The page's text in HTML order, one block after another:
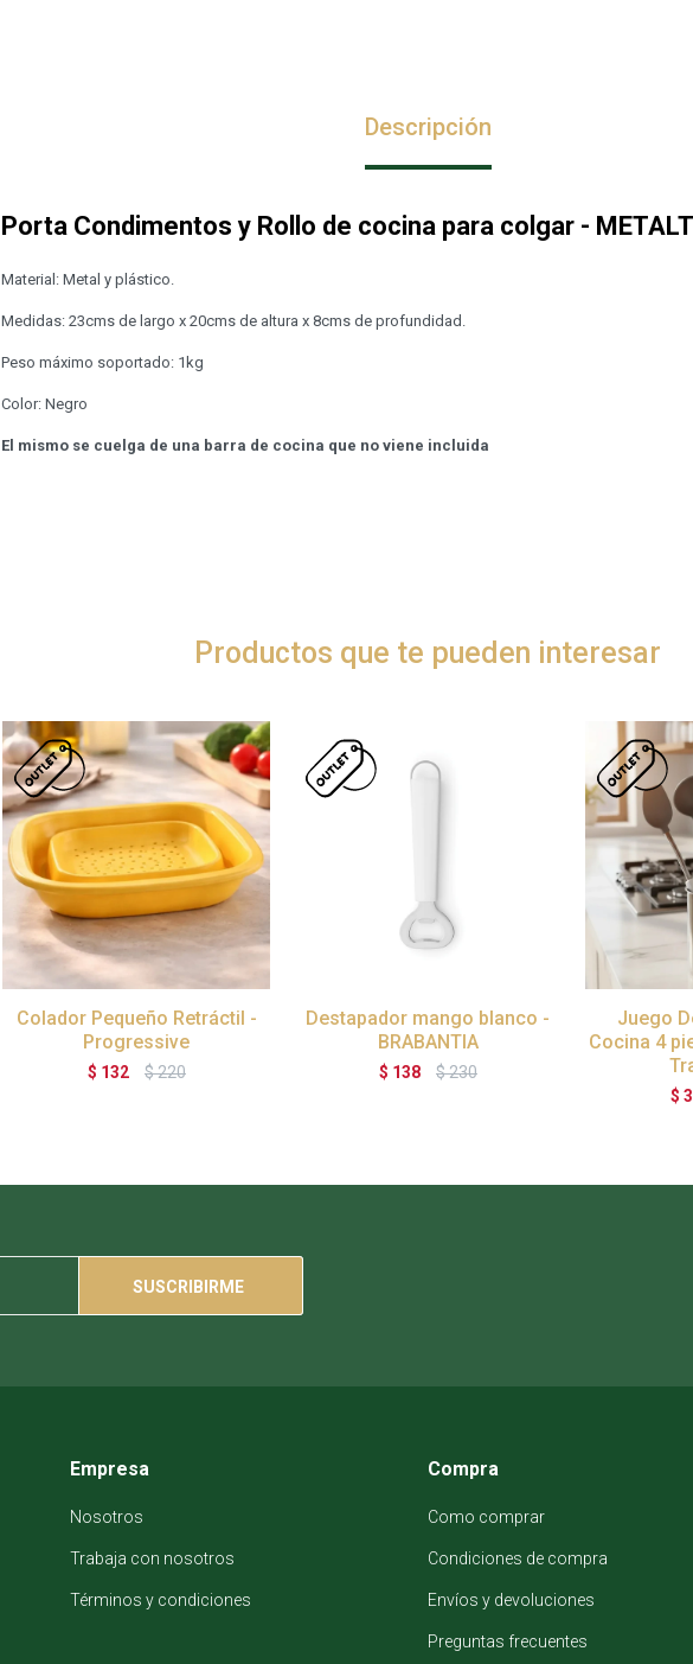
Descripción
Porta Condimentos y Rollo de cocina para colgar -
Material: Metal y plástico.
Medidas: 23cms de largo x 20cms de altura x 8cms de profundidad.
Peso máximo soportado: 1kg
Color: Negro
El mismo se cuelga de una barra de cocina que no viene incluida
Productos que te pueden interesar
Colador Pequeño Retráctil -
Progressive
$ 132 $220
Destapador mango blanco -
BRABANTIA
$ 138 $230
Juego
Cocina 4
$
SUSCRIBIRME
Empresa
Nosotros
Trabaja con nosotros
Términos y condiciones
Compra
Como comprar
Condiciones de compra
Envíos y devoluciones
Preguntas frecuentes